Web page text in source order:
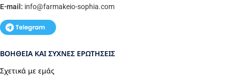
E-mail: info@farmakeio-sophia.com
ΒΟΉΘΕΙΑ ΚΑΙ ΣΥΧΝΈΣ ΕΡΩΤΉΣΕΙΣ
Σχετικά με εμάς